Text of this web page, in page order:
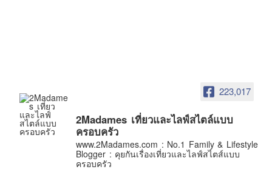
ฟิลิปปินส์
ออสเตรเลีย
นิวซีแลนด์
223,017
2Madames เที่ยวและไลฟ์สไตล์แบบ
ครอบครัว
www.2Madames.com : No.1 Family & Lifestyle
Blogger : คุยกันเรื่องเที่ยวและไลฟ์สไตส์แบบ
ครอบครัว